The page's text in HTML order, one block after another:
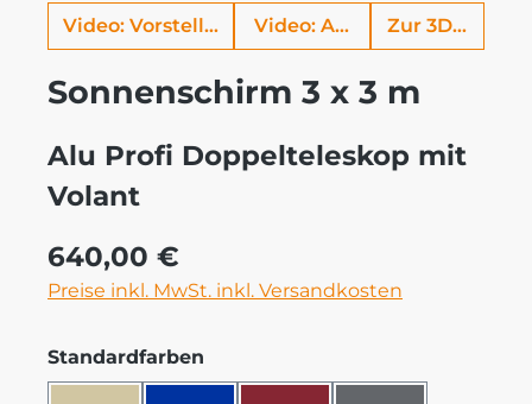
Video: Vorstellung Alu ProfiVideo: AufbauhilfeZur 3D Ansicht
Sonnenschirm 3 x 3 m
Alu Profi Doppelteleskop mit
Volant
Regulärer Preis:
640,00 €
Preise inkl. MwSt. inkl. Versandkosten
Standardfarben